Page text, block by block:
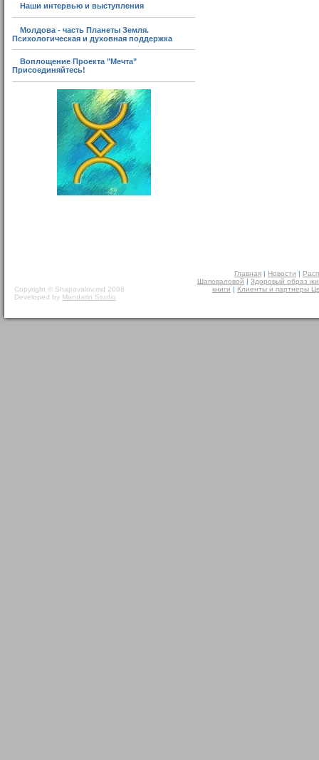
Наши интервью и выступления
Молдова - часть Планеты Земля.
Психологическая и духовная поддержка
Воплощение Проекта "Мечта"
Присоединяйтесь!
Copyright © Shapovalov.md 2008
Developed by Mandarin Studio
Главная | Новости |
Шаповаловой | Здоровый образ
книги | Клиенты и партнеры